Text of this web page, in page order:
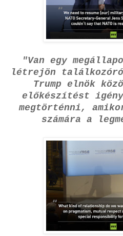
"Van egy
létrejön
Trump elnök
előkészítést
megtörténni,
számára a